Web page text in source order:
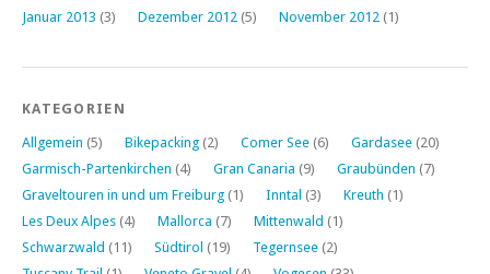
Januar 2013 (3) Dezember 2012 (5) November 2012 (1)
KATEGORIEN
Allgemein (5) Bikepacking (2) Comer See (6) Gardasee (20)
Garmisch-Partenkirchen (4) Gran Canaria (9) Graubünden (7)
Graveltouren in und um Freiburg (1) Inntal (3) Kreuth (1)
Les Deux Alpes (4) Mallorca (7) Mittenwald (1)
Schwarzwald (11) Südtirol (19) Tegernsee (2)